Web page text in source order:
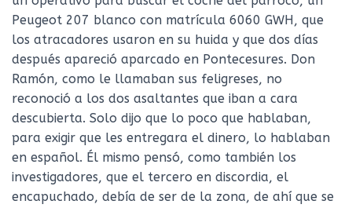
Peugeot 207 blanco con matrícula 6060 GWH, que
los atracadores usaron en su huida y que dos días
después apareció aparcado en Pontecesures. Don
Ramón, como le llamaban sus feligreses, no
reconoció a los dos asaltantes que iban a cara
descubierta. Solo dijo que lo poco que hablaban,
para exigir que les entregara el dinero, lo hablaban
en español. Él mismo pensó, como también los
investigadores, que el tercero en discordia, el
encapuchado, debía de ser de la zona, de ahí que se